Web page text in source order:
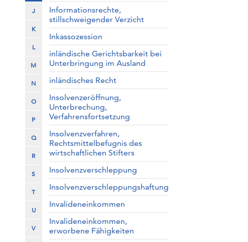
J
K
L
M
N
O
P
Q
R
S
T
U
V
Informationsrechte,
stillschweigender Verzicht
Inkassozession
inländische Gerichtsbarkeit bei
Unterbringung im Ausland
inländisches Recht
Insolvenzeröffnung,
Unterbrechung,
Verfahrensfortsetzung
Insolvenzverfahren,
Rechtsmittelbefugnis des
wirtschaftlichen Stifters
Insolvenzverschleppung
Insolvenzverschleppungshaftung
Invalideneinkommen
Invalideneinkommen,
erworbene Fähigkeiten